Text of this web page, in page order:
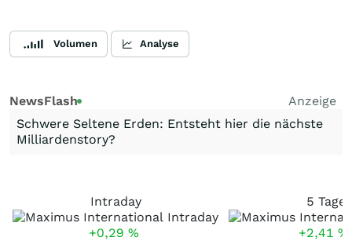
Volumen Analyse
NewsFlash
Anzeige
Schwere Seltene Erden: Entsteht hier die nächste
Milliardenstory?
Intraday
+0,29 %
5 Tage
+2,41 %